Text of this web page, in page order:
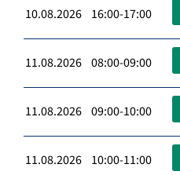
10.08.2026 16:00-17:00
11.08.2026 08:00-09:00
11.08.2026 09:00-10:00
11.08.2026 10:00-11:00